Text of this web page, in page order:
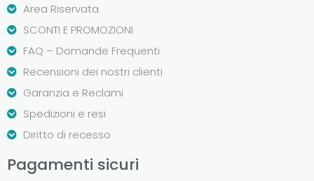
Area Riservata
SCONTI E PROMOZIONI
FAQ – Domande Frequenti
Recensioni dei nostri clienti
Garanzia e Reclami
Spedizioni e resi
Diritto di recesso
Pagamenti sicuri